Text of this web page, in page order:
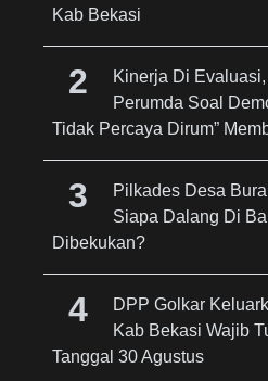
Kab Bekasi
Kinerja Di
Perumda Soal
Tidak Percaya Dirum”
Pilkades Desa
Siapa Dalang Di
Dibekukan?
DPP Golkar
Kab Bekasi Wajib
Tanggal 30 Agustus